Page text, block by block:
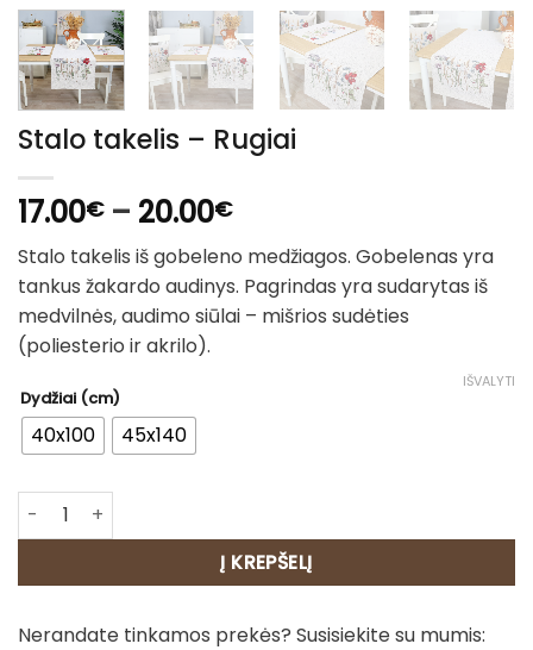
Stalo takelis – Rugiai
17.00€ – 20.00€Price
range:
17.00€
through
20.00€
Stalo takelis iš gobeleno medžiagos. Gobelenas yra
tankus žakardo audinys. Pagrindas yra sudarytas iš
medvilnės, audimo siūlai – mišrios sudėties
(poliesterio ir akrilo).
Dydžiai (cm)
40x100 45x140
IŠVALYTI
produkto kiekis: Stalo takelis - Rugiai
Į KREPŠELĮ
Nerandate tinkamos prekės? Susisiekite su mumis: